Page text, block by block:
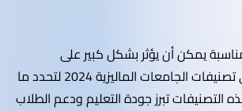
يمكن أن يؤثر بشكل كبير على
مستقبلك. اطلع على تصنيفات الجامعات الماليزية 2024 لتحدد ما
تبرز جودة التعليم ودعم الطلاب